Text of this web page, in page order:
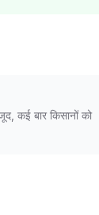
कई बार किसानों को